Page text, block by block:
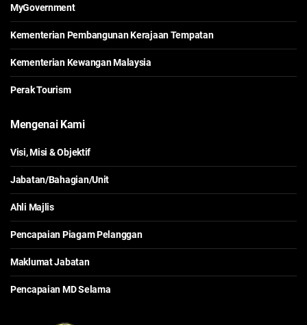
MyGovernment
Kementerian Pembangunan Kerajaan Tempatan
Kementerian Kewangan Malaysia
Perak Tourism
Mengenai Kami
Visi, Misi & Objektif
Jabatan/Bahagian/Unit
Ahli Majlis
Pencapaian Piagam Pelanggan
Maklumat Jabatan
Pencapaian MD Selama